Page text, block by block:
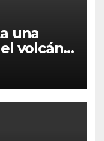
volcán